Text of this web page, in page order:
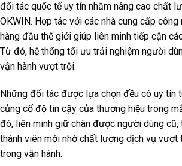
đối tác quốc tế uy tín nhằm nâng cao chất
OKWIN. Hợp tác với các nhà cung cấp công
hàng đầu thế giới giúp liên minh tiếp cận
Từ đó, hệ thống tối ưu trải nghiệm người
vận hành vượt trội.
Những đối tác được lựa chọn đều có uy tín
củng cố độ tin cậy của thương hiệu trong
đó, liên minh giữ chân được người dùng cũ,
thành viên mới nhờ chất lượng dịch vụ vượt
trong vận hành.